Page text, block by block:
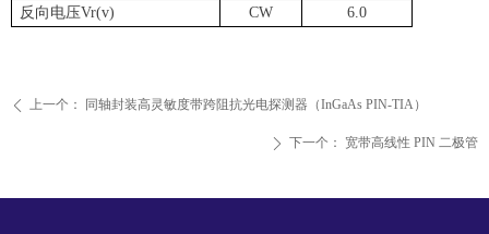
ꄴ 上一个： 同轴封装高灵敏度带跨阻抗光电探测器（InGaAs PIN-TIA）
ꄲ 下一个： 宽带高线性 PIN 二极管
反向电压Vr(v) CW 6.0